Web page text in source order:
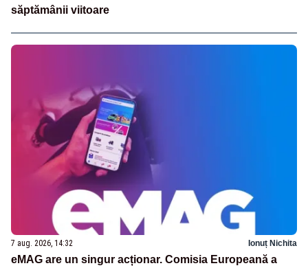
săptămânii viitoare
7 aug. 2026, 14:32 Ionuț Nichita
eMAG are un singur acționar. Comisia Europeană a